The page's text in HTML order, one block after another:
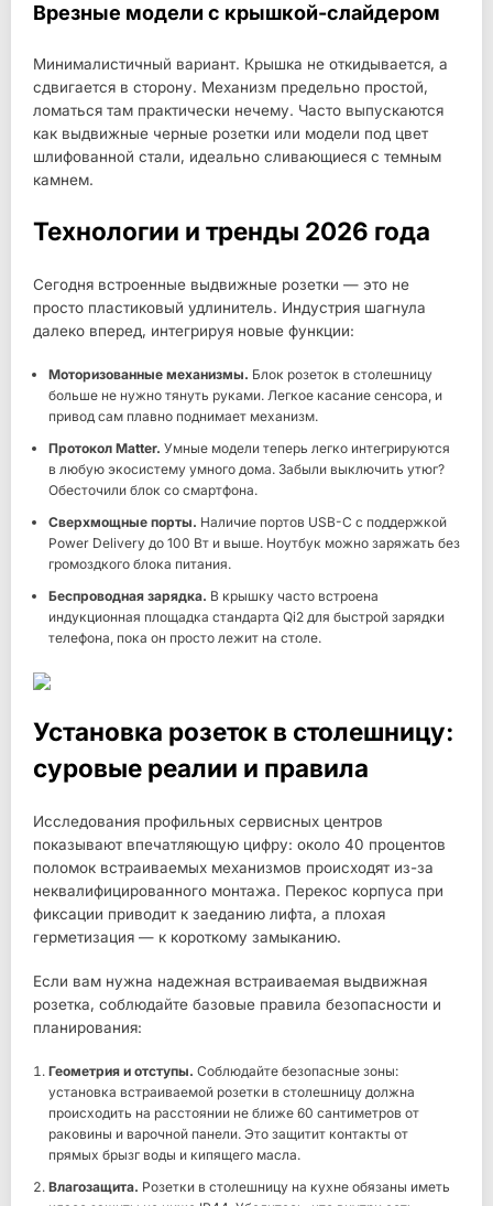
Врезные модели с крышкой-слайдером
Минималистичный вариант. Крышка не откидывается, а
сдвигается в сторону. Механизм предельно простой,
ломаться там практически нечему. Часто выпускаются
как выдвижные черные розетки или модели под цвет
шлифованной стали, идеально сливающиеся с темным
камнем.
Технологии и тренды 2026 года
Сегодня встроенные выдвижные розетки — это не
просто пластиковый удлинитель. Индустрия шагнула
далеко вперед, интегрируя новые функции:
Моторизованные механизмы. Блок розеток в столешницу
больше не нужно тянуть руками. Легкое касание сенсора, и
привод сам плавно поднимает механизм.
Протокол Matter. Умные модели теперь легко интегрируются
в любую экосистему умного дома. Забыли выключить утюг?
Обесточили блок со смартфона.
Сверхмощные порты. Наличие портов USB-C с поддержкой
Power Delivery до 100 Вт и выше. Ноутбук можно заряжать без
громоздкого блока питания.
Беспроводная зарядка. В крышку часто встроена
индукционная площадка стандарта Qi2 для быстрой зарядки
телефона, пока он просто лежит на столе.
Установка розеток в столешницу:
суровые реалии и правила
Исследования профильных сервисных центров
показывают впечатляющую цифру: около 40 процентов
поломок встраиваемых механизмов происходят из-за
неквалифицированного монтажа. Перекос корпуса при
фиксации приводит к заеданию лифта, а плохая
герметизация — к короткому замыканию.
Если вам нужна надежная встраиваемая выдвижная
розетка, соблюдайте базовые правила безопасности и
планирования:
Геометрия и отступы. Соблюдайте безопасные зоны:
установка встраиваемой розетки в столешницу должна
происходить на расстоянии не ближе 60 сантиметров от
раковины и варочной панели. Это защитит контакты от
прямых брызг воды и кипящего масла.
Влагозащита. Розетки в столешницу на кухне обязаны иметь